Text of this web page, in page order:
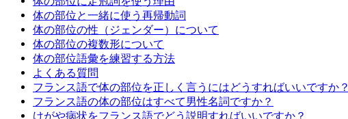
体の部位と一緒に使う再帰動詞
体の部位の性（ジェンダー）について
体の部位の複数形について
体の部位語彙を練習する方法
よくある質問
フランス語で体の部位を正しく言うにはどうすればいいですか？
フランス語の体の部位はすべて男性名詞ですか？
けがや病状をフランス語でどう説明すればいいですか？